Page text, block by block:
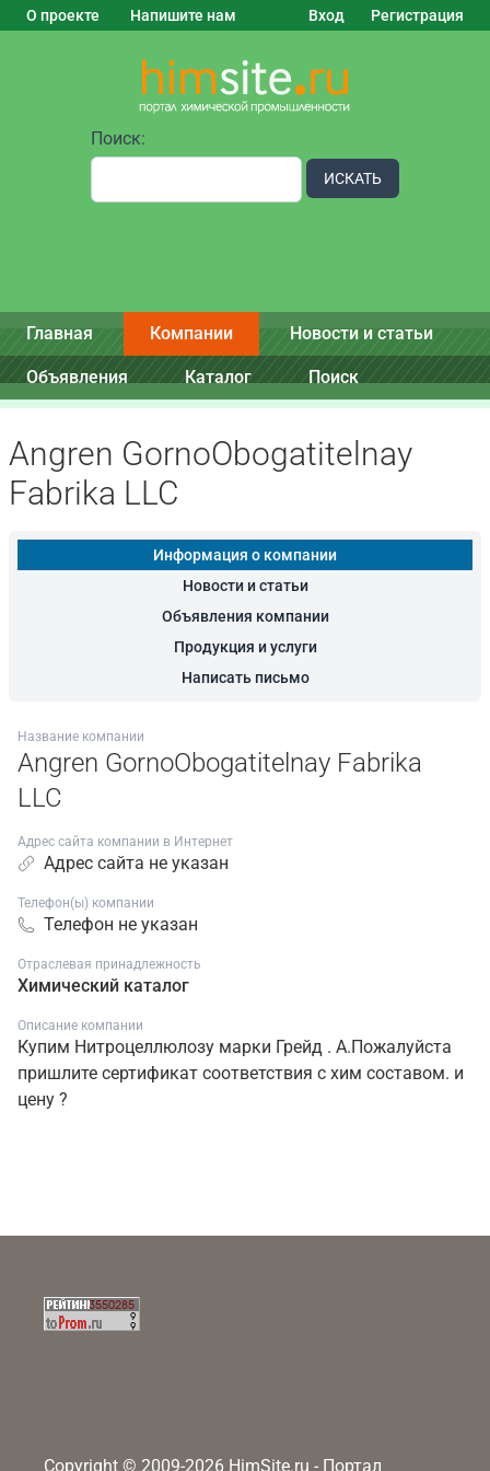
О проекте Напишите нам Вход Регистрация
Поиск:
ИСКАТЬ
Главная Компании Новости и статьи
Объявления Каталог Поиск
Angren GornoObogatitelnay
Fabrika LLC
Информация о компании
Новости и статьи
Объявления компании
Продукция и услуги
Написать письмо
Название компании
Angren GornoObogatitelnay Fabrika
LLC
Адрес сайта компании в Интернет
Адрес сайта не указан
Телефон(ы) компании
Телефон не указан
Отраслевая принадлежность
Химический каталог
Описание компании
Купим Нитроцеллюлозу марки Грейд . А.Пожалуйста
пришлите сертификат соответствия с хим составом. и
цену ?
Copyright © 2009-2026 HimSite.ru - Портал